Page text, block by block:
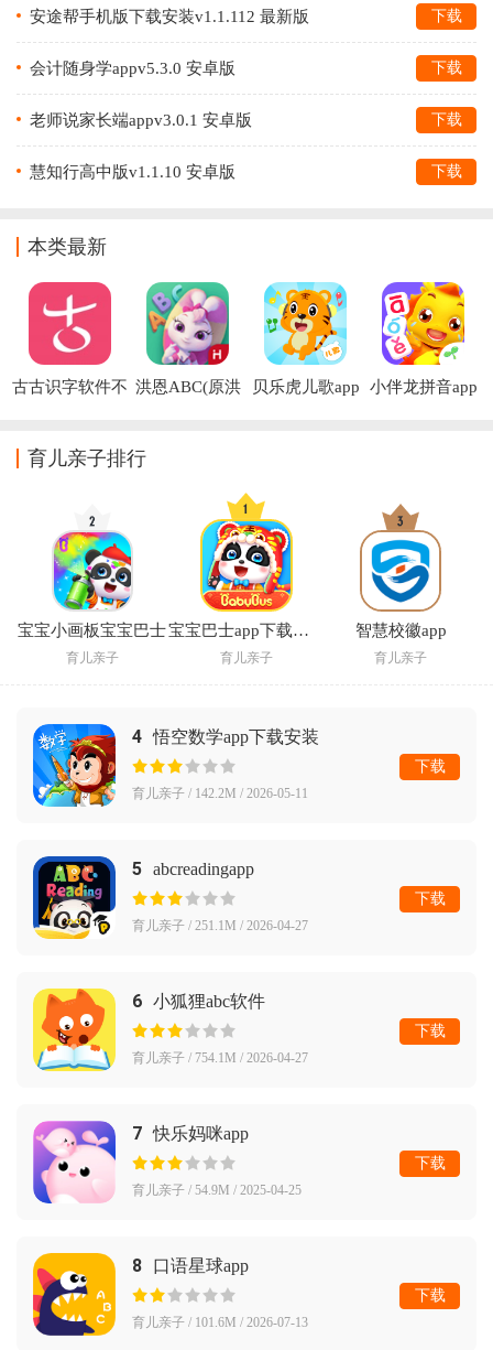
安途帮手机版下载安装v1.1.112 最新版 下载
会计随身学appv5.3.0 安卓版 下载
老师说家长端appv3.0.1 安卓版 下载
慧知行高中版v1.1.10 安卓版 下载
本类最新
古古识字软件不 洪恩ABC(原洪
贝乐虎儿歌app 小伴龙拼音app
育儿亲子排行
宝宝小画板宝宝巴士
育儿亲子
宝宝巴士app下载安装
育儿亲子
智慧校徽app
育儿亲子
4 悟空数学app下载安装
育儿亲子 / 142.2M / 2026-05-11
下载
5 abcreadingapp
育儿亲子 / 251.1M / 2026-04-27
下载
6 小狐狸abc软件
育儿亲子 / 754.1M / 2026-04-27
下载
7 快乐妈咪app
育儿亲子 / 54.9M / 2025-04-25
下载
8 口语星球app
育儿亲子 / 101.6M / 2026-07-13
下载